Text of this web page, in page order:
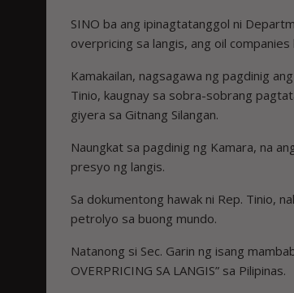
SINO ba ang ipinagtatanggol ni
overpricing sa langis, ang oil
Kamakailan, nagsagawa ng pagdinig
Tinio, kaugnay sa sobra-sobrang
giyera sa Gitnang Silangan.
Naungkat sa pagdinig ng Kamara, na
presyo ng langis.
Sa dokumentong hawak ni Rep. Tinio,
petrolyo sa buong mundo.
Natanong si Sec. Garin ng isang
OVERPRICING SA LANGIS” sa Pilipinas.